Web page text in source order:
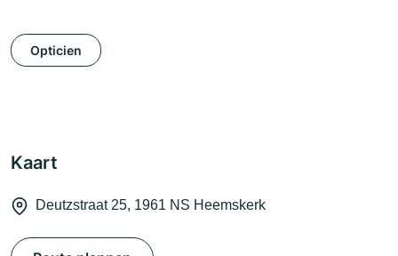
Opticien
Kaart
Deutzstraat 25, 1961 NS Heemskerk